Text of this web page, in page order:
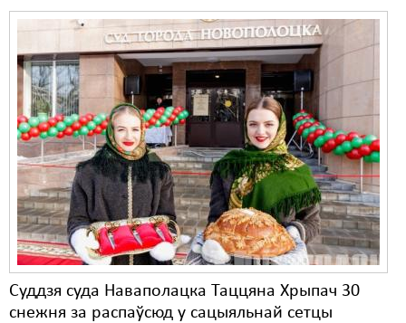
Суддзя суда Наваполацка Таццяна Хрыпач 30
снежня за распаўсюд у сацыяльнай сетцы